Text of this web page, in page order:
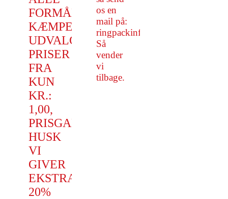
FORMÅL.
KÆMPE
UDVALG.
PRISER
FRA
KUN
KR.:
1,00,
PRISGARANTI
HUSK
VI
GIVER
EKSTRA
20%
os en
mail på:
ringpackinfo@gmail.com.
Så
vender
vi
tilbage.